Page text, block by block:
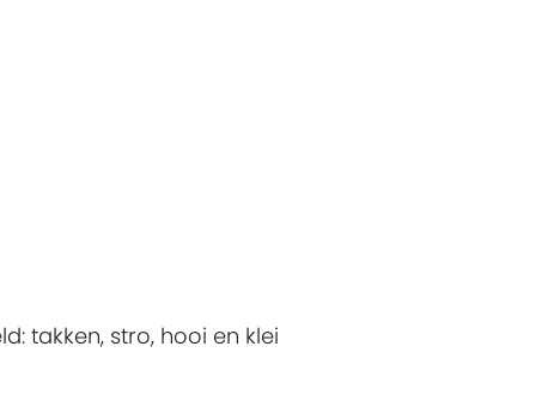
takken, stro, hooi en klei